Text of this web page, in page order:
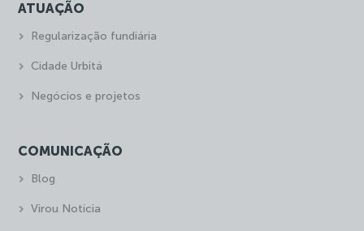
ATUAÇÃO
Regularização fundiária
Cidade Urbitá
Negócios e projetos
COMUNICAÇÃO
Blog
Virou Notícia